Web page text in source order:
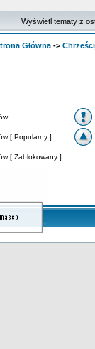
Wyświetl tematy z
Główna ->
[ Popularny ]
[ Zablokowany ]